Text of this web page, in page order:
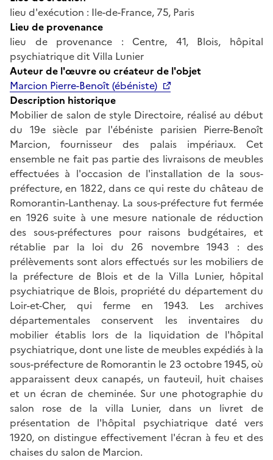
lieu d'exécution : Ile-de-France, 75, Paris
Lieu de provenance
lieu de provenance : Centre, 41, Blois, hôpital
psychiatrique dit Villa Lunier
Auteur de l'œuvre ou créateur de l'objet
Marcion Pierre-Benoît (ébéniste)
Description historique
Mobilier de salon de style Directoire, réalisé au début
du 19e siècle par l'ébéniste parisien Pierre-Benoît
Marcion, fournisseur des palais impériaux. Cet
ensemble ne fait pas partie des livraisons de meubles
effectuées à l'occasion de l'installation de la sous-
préfecture, en 1822, dans ce qui reste du château de
Romorantin-Lanthenay. La sous-préfecture fut fermée
en 1926 suite à une mesure nationale de réduction
des sous-préfectures pour raisons budgétaires, et
rétablie par la loi du 26 novembre 1943 : des
prélèvements sont alors effectués sur les mobiliers de
la préfecture de Blois et de la Villa Lunier, hôpital
psychiatrique de Blois, propriété du département du
Loir-et-Cher, qui ferme en 1943. Les archives
départementales conservent les inventaires du
mobilier établis lors de la liquidation de l'hôpital
psychiatrique, dont une liste de meubles expédiés à la
sous-préfecture de Romorantin le 23 octobre 1945, où
apparaissent deux canapés, un fauteuil, huit chaises
et un écran de cheminée. Sur une photographie du
salon rose de la villa Lunier, dans un livret de
présentation de l'hôpital psychiatrique daté vers
1920, on distingue effectivement l'écran à feu et des
chaises du salon de Marcion.